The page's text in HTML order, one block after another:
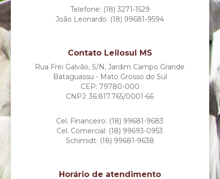
Telefone: (18) 3271-1529
João Leonardo: (18) 99681-9594
Contato Leilosul MS
Rua Frei Galvão, S/N, Jardim Campo Grande
Bataguassu - Mato Grosso do Sul
CEP: 79780-000
CNPJ: 36.817.765/0001-66
Cel. Financeiro: (18) 99681-9683
Cel. Comercial: (18) 99693-0953
Schimidt: (18) 99681-9638
Horário de atendimento